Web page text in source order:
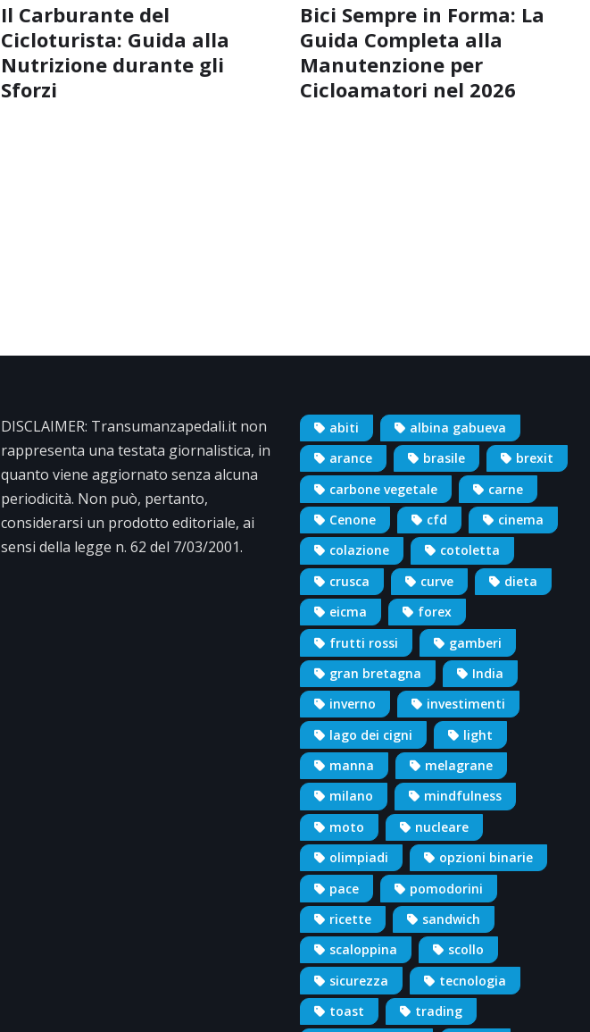
Il Carburante del
Cicloturista: Guida alla
Nutrizione durante gli
Sforzi
Bici Sempre in Forma: La
Guida Completa alla
Manutenzione per
Cicloamatori nel 2026
DISCLAIMER: Transumanzapedali.it non
rappresenta una testata giornalistica, in
quanto viene aggiornato senza alcuna
periodicità. Non può, pertanto,
considerarsi un prodotto editoriale, ai
sensi della legge n. 62 del 7/03/2001.
abiti
albina gabueva
arance
brasile
brexit
carbone vegetale
carne
Cenone
cfd
cinema
colazione
cotoletta
crusca
curve
dieta
eicma
forex
frutti rossi
gamberi
gran bretagna
India
inverno
investimenti
lago dei cigni
light
manna
melagrane
milano
mindfulness
moto
nucleare
olimpiadi
opzioni binarie
pace
pomodorini
ricette
sandwich
scaloppina
scollo
sicurezza
tecnologia
toast
trading